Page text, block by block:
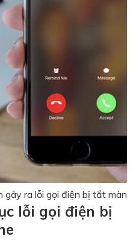
gây ra lỗi gọi điện bị tắt màn
lỗi gọi điện bị